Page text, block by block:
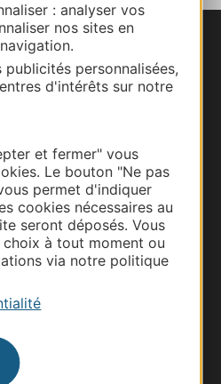
: analyser vos
nos sites en
publicités personnalisées,
d'intérêts sur notre
et fermer" vous
Le bouton "Ne pas
permet d'indiquer
cookies nécessaires au
seront déposés. Vous
à tout moment ou
via notre politique